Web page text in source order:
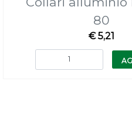
80
€ 5,21
Quantità